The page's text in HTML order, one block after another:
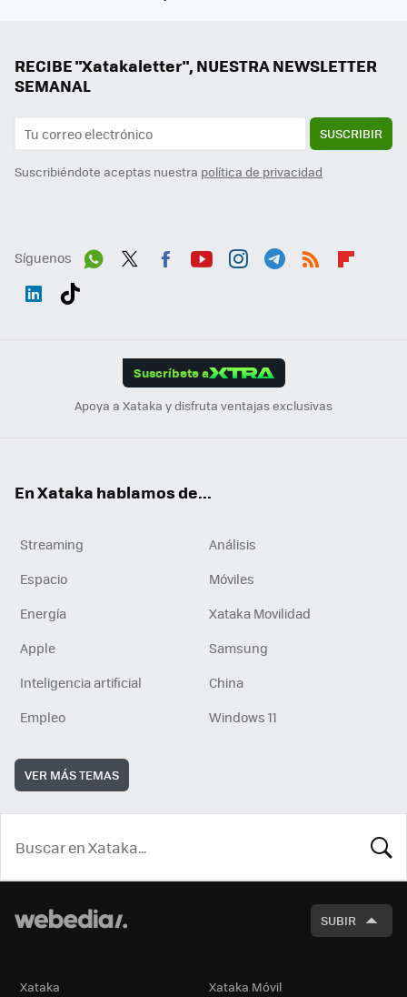
RECIBE "Xatakaletter", NUESTRA NEWSLETTER
SEMANAL
SUSCRIBIR
Suscribiéndote aceptas nuestra política de privacidad
Síguenos
Suscríbete a
Apoya a Xataka y disfruta ventajas exclusivas
En Xataka hablamos de...
Streaming
Análisis
Espacio
Móviles
Energía
Xataka Movilidad
Apple
Samsung
Inteligencia artificial
China
Empleo
Windows 11
VER MÁS TEMAS
SUBIR
Xataka Xataka Móvil